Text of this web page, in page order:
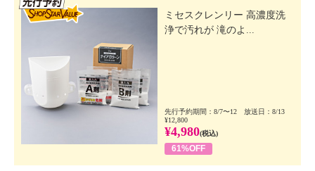
ミセスクレンリー 高濃度洗
浄で汚れが 滝のよ...
先行予約期間：8/7〜12 放送日：8/13
¥12,800
¥4,980(税込)
61%OFF